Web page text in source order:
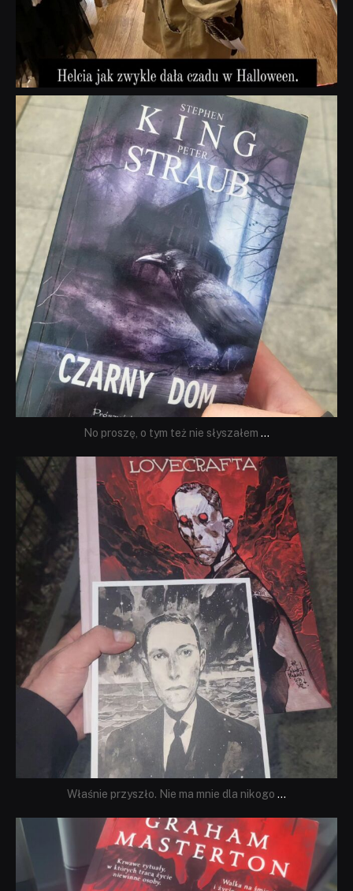
dobryhorror
Wrz 23
No proszę, o tym też nie słyszałem ...
dobryhorror
Wrz 19
Właśnie przyszło. Nie ma mnie dla nikogo ...
dobryhorror
Sie 23